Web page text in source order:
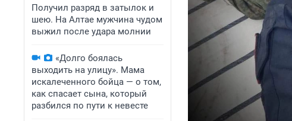
Получил разряд в затылок и
шею. На Алтае мужчина чудом
выжил после удара молнии
«Долго боялась
выходить на улицу». Мама
искалеченного бойца — о том,
как спасает сына, который
разбился по пути к невесте